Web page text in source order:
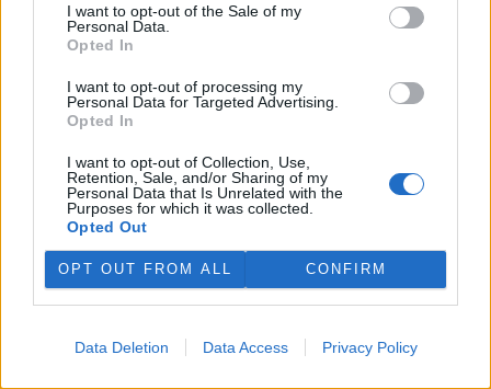
I want to opt-out of the Sale of my
Personal Data.
Opted In
I want to opt-out of processing my
Personal Data for Targeted Advertising.
Opted In
I want to opt-out of Collection, Use,
Retention, Sale, and/or Sharing of my
Personal Data that Is Unrelated with the
Purposes for which it was collected.
Opted Out
OPT OUT FROM ALL CONFIRM
Data Deletion Data Access Privacy Policy
V Austrálii se mezi volně žijícími ptáky šíří virus ptačí
chřipky H5N1
29.7.2026 15:08 ( ČTK)
nakažlivý virus ptačí chřipky
H5N1. Podle agentury AFP to
dnes oznámila hlavní státní
veterinářka Beth Cooksonová. Podle ní jde o očekávaný, ale
znepokojivý vývoj, který může vést k rozsáhlejšímu šíření nákazy
mezi divokými zvířaty. Australská ministryně zemědělství Julie
Collinsová uvedla, že zatím nejsou důkazy o hromadném úhynu